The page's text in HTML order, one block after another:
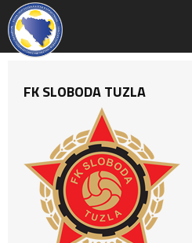
FK SLOBODA TUZLA